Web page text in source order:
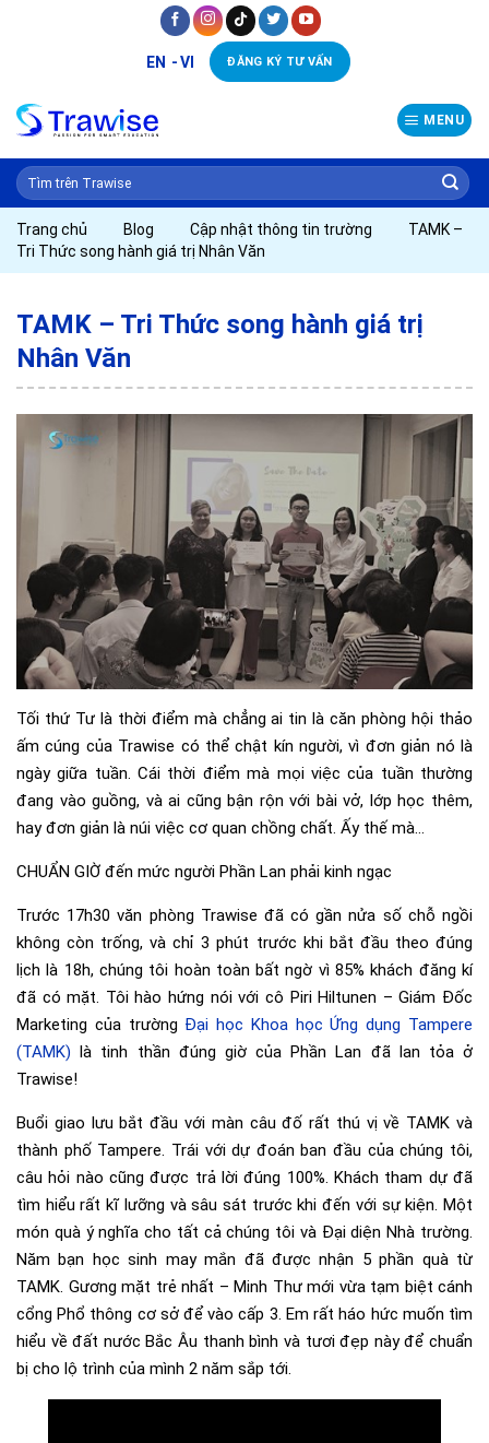
EN VI ĐĂNG KÝ TƯ VẤN
MENU
Trang chủ Blog Cập nhật thông tin trường
TAMK –
Tri Thức song hành giá trị Nhân Văn
TAMK – Tri Thức song hành giá trị
Nhân Văn
Tối thứ Tư là thời điểm mà chẳng ai tin là căn phòng hội thảo
ấm cúng của Trawise có thể chật kín người, vì đơn giản nó là
ngày giữa tuần. Cái thời điểm mà mọi việc của tuần thường
đang vào guồng, và ai cũng bận rộn với bài vở, lớp học thêm,
hay đơn giản là núi việc cơ quan chồng chất. Ấy thế mà…
CHUẨN GIỜ đến mức người Phần Lan phải kinh ngạc
Trước 17h30 văn phòng Trawise đã có gần nửa số chỗ ngồi
không còn trống, và chỉ 3 phút trước khi bắt đầu theo đúng
lịch là 18h, chúng tôi hoàn toàn bất ngờ vì 85% khách đăng kí
đã có mặt. Tôi hào hứng nói với cô Piri Hiltunen – Giám Đốc
Marketing của trường Đại học Khoa học Ứng dụng Tampere
(TAMK) là tinh thần đúng giờ của Phần Lan đã lan tỏa ở
Trawise!
Buổi giao lưu bắt đầu với màn câu đố rất thú vị về TAMK và
thành phố Tampere. Trái với dự đoán ban đầu của chúng tôi,
câu hỏi nào cũng được trả lời đúng 100%. Khách tham dự đã
tìm hiểu rất kĩ lưỡng và sâu sát trước khi đến với sự kiện. Một
món quà ý nghĩa cho tất cả chúng tôi và Đại diện Nhà trường.
Năm bạn học sinh may mắn đã được nhận 5 phần quà từ
TAMK. Gương mặt trẻ nhất – Minh Thư mới vừa tạm biệt cánh
cổng Phổ thông cơ sở để vào cấp 3. Em rất háo hức muốn tìm
hiểu về đất nước Bắc Âu thanh bình và tươi đẹp này để chuẩn
bị cho lộ trình của mình 2 năm sắp tới.